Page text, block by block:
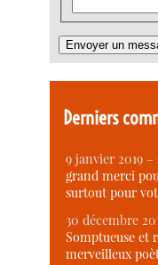
Derniers
9 janvier 2019 –
grand merci
surtout pour
30 décembre
Somptueuse et
merveilleux